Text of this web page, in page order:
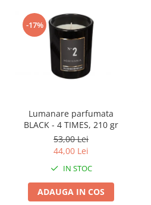
-17%
Lumanare parfumata
BLACK - 4 TIMES, 210 gr
53,00 Lei
44,00 Lei
IN STOC
ADAUGA IN COS